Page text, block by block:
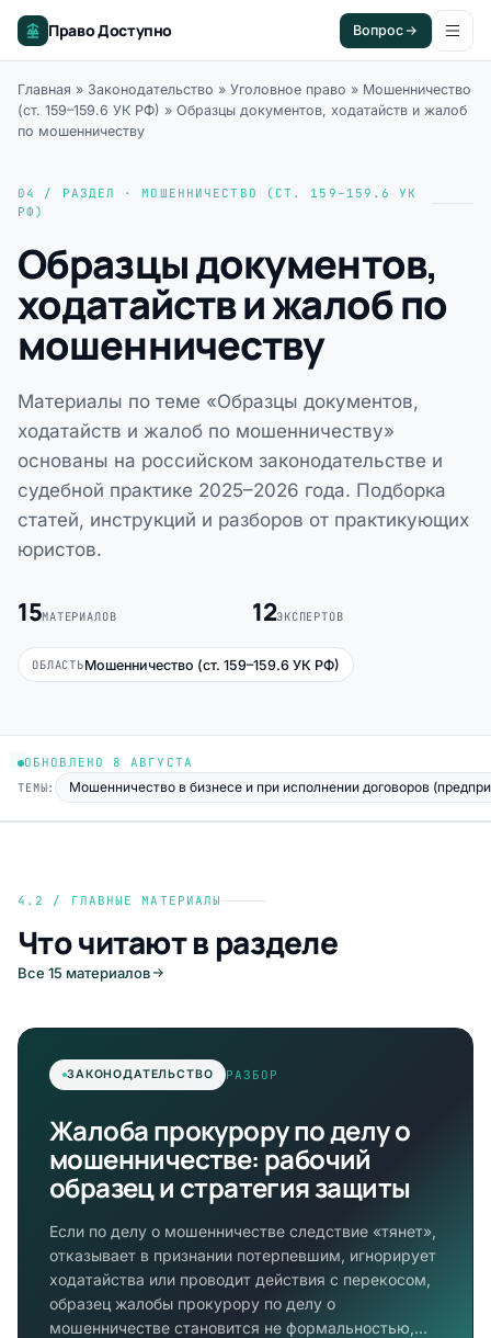
Право Доступно Вопрос
Главная » Законодательство » Уголовное право » Мошенничество
(ст. 159–159.6 УК РФ) » Образцы документов, ходатайств и жалоб
по мошенничеству
04 / РАЗДЕЛ · МОШЕННИЧЕСТВО (СТ. 159–159.6 УК
РФ)
Образцы документов,
ходатайств и жалоб по
мошенничеству
Материалы по теме «Образцы документов,
ходатайств и жалоб по мошенничеству»
основаны на российском законодательстве и
судебной практике 2025–2026 года. Подборка
статей, инструкций и разборов от практикующих
юристов.
15МАТЕРИАЛОВ 12ЭКСПЕРТОВ
ОБЛАСТЬМошенничество (ст. 159–159.6 УК РФ)
ОБНОВЛЕНО 8 АВГУСТА
ТЕМЫ:
Мошенничество в бизнесе и при исполнении договоров
4.2 / ГЛАВНЫЕ МАТЕРИАЛЫ
Что читают в разделе
Все 15 материалов
ЗАКОНОДАТЕЛЬСТВО РАЗБОР
Жалоба прокурору по делу о
мошенничестве: рабочий
образец и стратегия защиты
Если по делу о мошенничестве следствие «тянет»,
отказывает в признании потерпевшим, игнорирует
ходатайства или проводит действия с перекосом,
образец жалобы прокурору по делу о
мошенничестве становится не формальностью,…